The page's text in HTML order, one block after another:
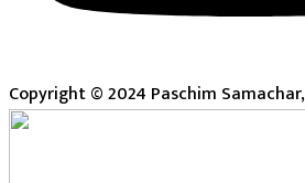
Copyright © 2024 Paschim